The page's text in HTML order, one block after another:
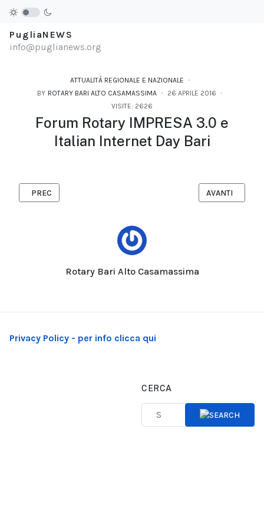
PugliaNEWS
info@puglianews.org
ATTUALITÀ REGIONALE E NAZIONALE
BY ROTARY BARI ALTO CASAMASSIMA
26 APRILE 2016
VISITE: 2626
Forum Rotary IMPRESA 3.0 e
Italian Internet Day Bari
Rotary Bari Alto Casamassima
ARTICOLO PRECEDENTE: BARI ROTARY. FORUM IMPRESA 3.0 E
PREC ARTICOLO
AVANTI
Privacy Policy - per info clicca qui
CERCA